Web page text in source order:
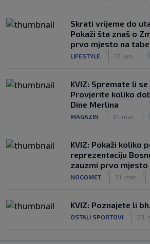
Skrati vrijeme do
Pokaži šta znaš o
prvo mjesto na
LIFESTYLE 12. jun.
KVIZ: Spremate li se
Provjerite koliko
Dine Merlina
MAGAZIN 31. mar.
KVIZ: Pokaži koliko
reprezentaciju
zauzmi prvo mjesto
NOGOMET 31. mar.
KVIZ: Poznajete li
OSTALI SPORTOVI 23.